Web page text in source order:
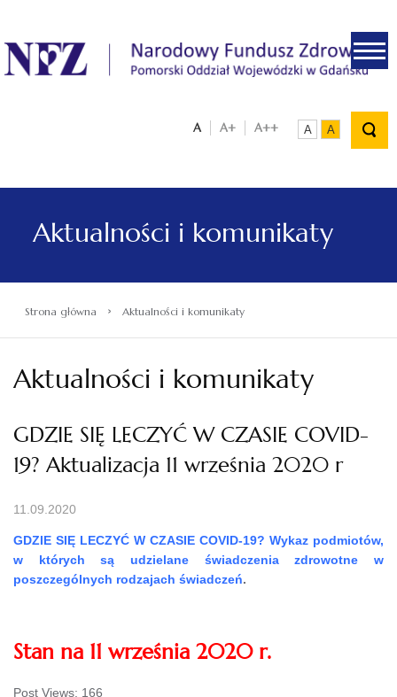
.
A A+ A++ A A
Aktualności i komunikaty
Strona główna › Aktualności i komunikaty
Aktualności i komunikaty
GDZIE SIĘ LECZYĆ W CZASIE COVID-
19? Aktualizacja 11 września 2020 r
11.09.2020
GDZIE SIĘ LECZYĆ W CZASIE COVID-19? Wykaz podmiotów,
w których są udzielane świadczenia zdrowotne w
poszczególnych rodzajach świadczeń.
Stan na 11 września 2020 r.
Post Views: 166